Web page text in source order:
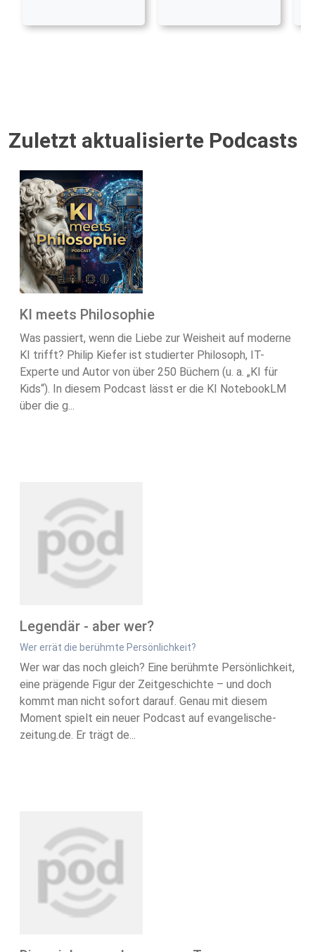
Zuletzt aktualisierte Podcasts
KI meets Philosophie
Was passiert, wenn die Liebe zur Weisheit auf moderne
KI trifft? Philip Kiefer ist studierter Philosoph, IT-
Experte und Autor von über 250 Büchern (u. a. „KI für
Kids“). In diesem Podcast lässt er die KI NotebookLM
über die g...
Legendär - aber wer?
Wer errät die berühmte Persönlichkeit?
Wer war das noch gleich? Eine berühmte Persönlichkeit,
eine prägende Figur der Zeitgeschichte – und doch
kommt man nicht sofort darauf. Genau mit diesem
Moment spielt ein neuer Podcast auf evangelische-
zeitung.de. Er trägt de...